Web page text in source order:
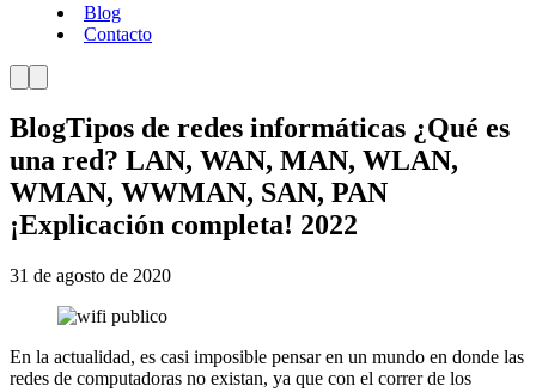
Blog
Contacto
BlogTipos de redes informáticas ¿Qué es
una red? LAN, WAN, MAN, WLAN,
WMAN, WWMAN, SAN, PAN
¡Explicación completa! 2022
31 de agosto de 2020
En la actualidad, es casi imposible pensar en un mundo en donde las
redes de computadoras no existan, ya que con el correr de los